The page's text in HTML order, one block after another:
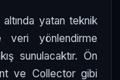
yatan teknik
veri yönlendirme
sunulacaktır. Ön
ve Collector gibi